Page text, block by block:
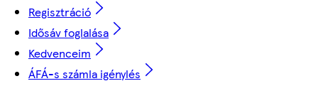
Regisztráció
Idősáv foglalása
Kedvenceim
ÁFÁ-s számla igénylés